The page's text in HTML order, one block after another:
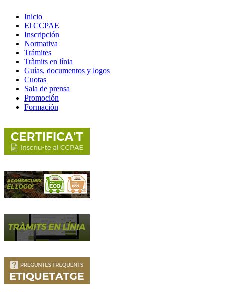
Inicio
El CCPAE
Inscripción
Normativa
Trámites
Tràmits en línia
Guías, documentos y logos
Cuotas
Sala de prensa
Promoción
Formación